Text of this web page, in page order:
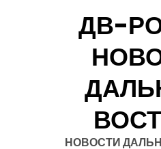
ДВ-
НОВОСТИ